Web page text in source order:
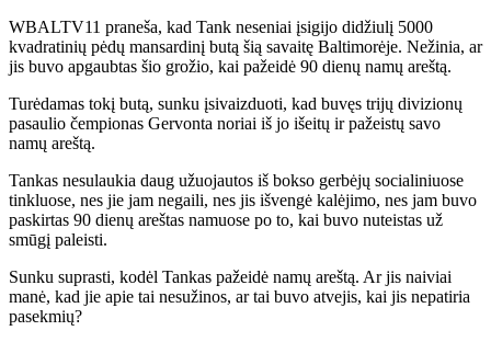
WBALTV11 praneša, kad Tank neseniai įsigijo didžiulį 5000
kvadratinių pėdų mansardinį butą šią savaitę Baltimorėje. Nežinia, ar
jis buvo apgaubtas šio grožio, kai pažeidė 90 dienų namų areštą.
Turėdamas tokį butą, sunku įsivaizduoti, kad buvęs trijų divizionų
pasaulio čempionas Gervonta noriai iš jo išeitų ir pažeistų savo
namų areštą.
Tankas nesulaukia daug užuojautos iš bokso gerbėjų socialiniuose
tinkluose, nes jie jam negaili, nes jis išvengė kalėjimo, nes jam buvo
paskirtas 90 dienų areštas namuose po to, kai buvo nuteistas už
smūgį paleisti.
Sunku suprasti, kodėl Tankas pažeidė namų areštą. Ar jis naiviai
manė, kad jie apie tai nesužinos, ar tai buvo atvejis, kai jis nepatiria
pasekmių?